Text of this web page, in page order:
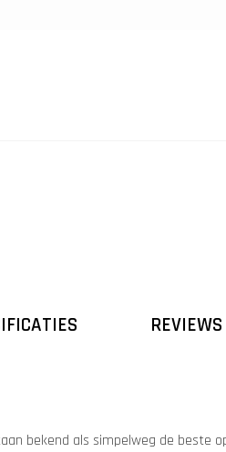
REVIEWS
bekend als simpelweg de beste